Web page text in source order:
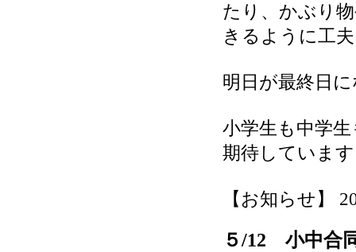
たり、かぶり
きるように工
明日が最終日
小学生も中学
期待していま
【お知らせ】
５/12 小中合